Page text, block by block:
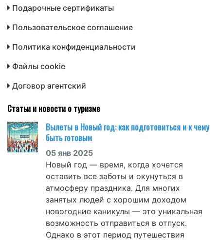
Подарочные сертификаты
Пользовательское соглашение
Политика конфиденциальности
Файлы cookie
Договор агентский
Статьи и новости о туризме
Вылеты в Новый год: как подготовиться и к чему
быть готовым
05 янв 2025
Новый год — время, когда хочется
оставить все заботы и окунуться в
атмосферу праздника. Для многих
занятых людей с хорошим доходом
новогодние каникулы — это уникальная
возможность отправиться в отпуск.
Однако в этот период путешествия